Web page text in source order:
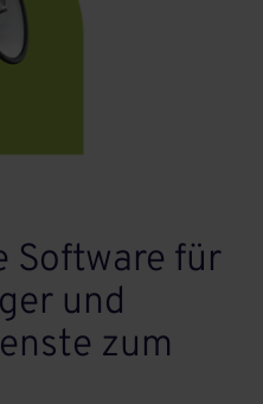
Software für
und
zum